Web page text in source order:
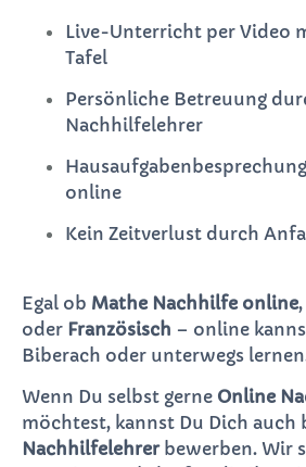
Live-Unterricht per Video
Tafel
Persönliche Betreuung
Nachhilfelehrer
online
Kein Zeitverlust durch
Egal ob Mathe Nachhilfe online,
oder Französisch – online
Biberach oder unterwegs
Wenn Du selbst gerne Online
möchtest, kannst Du Dich auch
Nachhilfelehrerbewerben. Wir